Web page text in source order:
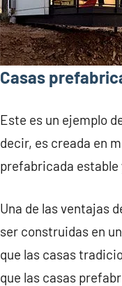
Casas
Este es un ejemplo
decir, es creada en
prefabricada estable
Una de las ventajas
ser construidas en
que las casas
que las casas